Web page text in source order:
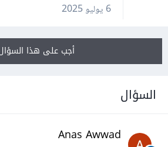
6 يوليو 2025
أجب على هذا السؤال
السؤال
Anas Awwad